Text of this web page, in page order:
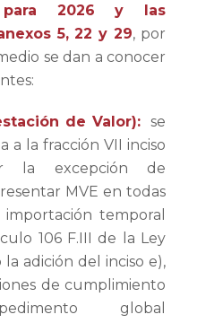
2026
y las
5, 22 y 29, por
se dan a conocer
de Valor):se
a la fracción VII inciso
la excepción de
MVE en todas
importación temporal
106 F.III de la Ley
adición del inciso e),
de cumplimiento
global